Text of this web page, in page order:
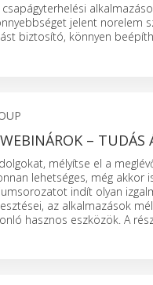
csapágyterhelési
jelent norelem
biztosító, könnyen
– TUDÁS
mélyítse el a
lehetséges, még akkor
indít olyan
az alkalmazások
hasznos eszközök. A